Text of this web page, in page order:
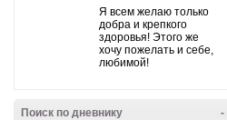
Я всем желаю только
добра и крепкого
здоровья! Этого же
хочу пожелать и себе,
любимой!
-
Поиск по дневнику